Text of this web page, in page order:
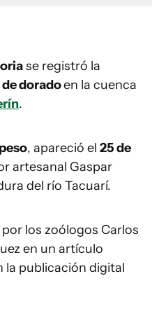
se registró la
doradoen la cuenca
.
, apareció el 25 de
artesanal Gaspar
del río Tacuarí.
los zoólogos Carlos
en un artículo
la publicación digital